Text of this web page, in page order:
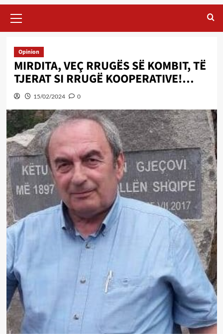
Menu
Opinion
MIRDITA, VEÇ RRUGËS SË KOMBIT, TË
TJERAT SI RRUGË KOOPERATIVE!…
15/02/2024 0